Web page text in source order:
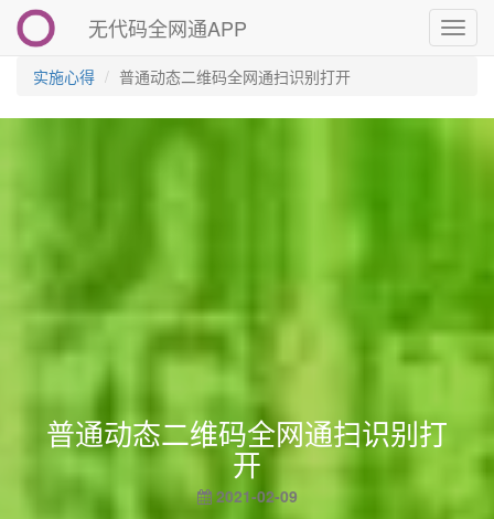
切
换
无代码全网通APP
实施心得 普通动态二维码全网通扫识别打开
普通动态二维码全网通扫识别打
开
2021-02-09